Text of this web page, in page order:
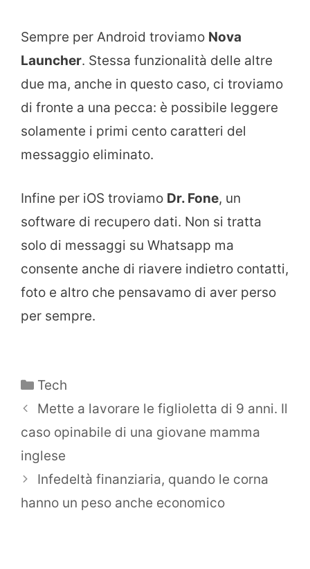
Sempre per Android troviamo Nova
Launcher. Stessa funzionalità delle altre
due ma, anche in questo caso, ci troviamo
di fronte a una pecca: è possibile leggere
solamente i primi cento caratteri del
messaggio eliminato.
Infine per iOS troviamo Dr. Fone, un
software di recupero dati. Non si tratta
solo di messaggi su Whatsapp ma
consente anche di riavere indietro contatti,
foto e altro che pensavamo di aver perso
per sempre.
Categorie
Tech
Mette a lavorare le figlioletta di 9 anni. Il
caso opinabile di una giovane mamma
inglese
Infedeltà finanziaria, quando le corna
hanno un peso anche economico